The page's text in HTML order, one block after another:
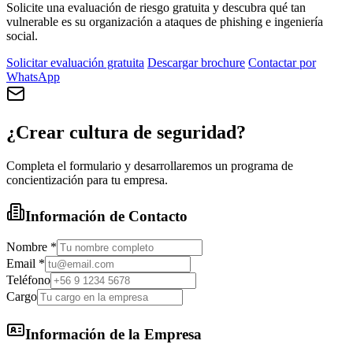
Solicite una evaluación de riesgo gratuita y descubra qué tan
vulnerable es su organización a ataques de phishing e ingeniería
social.
Solicitar evaluación gratuita Descargar brochure Contactar por
WhatsApp
¿Crear cultura de seguridad?
Completa el formulario y desarrollaremos un programa de
concientización para tu empresa.
Información de Contacto
Nombre *
Email *
Teléfono
Cargo
Información de la Empresa